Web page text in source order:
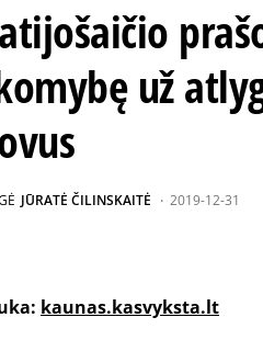
už
JŪRATĖ ČILINSKAITĖ 2019-12-31
kaunas.kasvyksta.lt